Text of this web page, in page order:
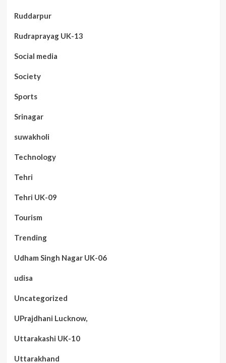
Ruddarpur
Rudraprayag UK-13
Social media
Society
Sports
Srinagar
suwakholi
Technology
Tehri
Tehri UK-09
Tourism
Trending
Udham Singh Nagar UK-06
udisa
Uncategorized
UPrajdhani Lucknow,
Uttarakashi UK-10
Uttarakhand